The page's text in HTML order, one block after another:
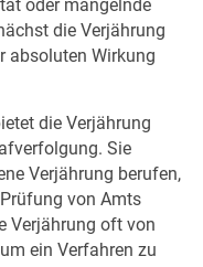
oder mangelnde
die Verjährung
absoluten Wirkung
die Verjährung
Sie
Verjährung berufen,
von Amts
Verjährung oft von
ein Verfahren zu